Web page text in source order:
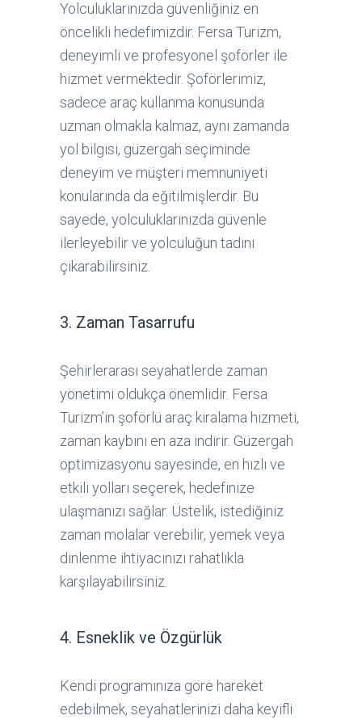
Yolculuklarınızda güvenliğiniz en
öncelikli hedefimizdir. Fersa Turizm,
deneyimli ve profesyonel şoförler ile
hizmet vermektedir. Şoförlerimiz,
sadece araç kullanma konusunda
uzman olmakla kalmaz, aynı zamanda
yol bilgisi, güzergah seçiminde
deneyim ve müşteri memnuniyeti
konularında da eğitilmişlerdir. Bu
sayede, yolculuklarınızda güvenle
ilerleyebilir ve yolculuğun tadını
çıkarabilirsiniz.
3. Zaman Tasarrufu
Şehirlerarası seyahatlerde zaman
yönetimi oldukça önemlidir. Fersa
Turizm’in şoförlü araç kiralama hizmeti,
zaman kaybını en aza indirir. Güzergah
optimizasyonu sayesinde, en hızlı ve
etkili yolları seçerek, hedefinize
ulaşmanızı sağlar. Üstelik, istediğiniz
zaman molalar verebilir, yemek veya
dinlenme ihtiyacınızı rahatlıkla
karşılayabilirsiniz.
4. Esneklik ve Özgürlük
Kendi programınıza göre hareket
edebilmek, seyahatlerinizi daha keyifli